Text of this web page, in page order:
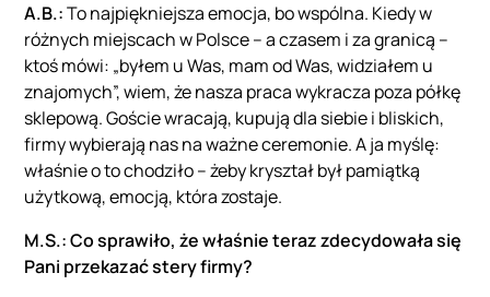
A.B.:To najpiękniejsza emocja, bo wspólna. Kiedy w
różnych miejscach w Polsce – a czasem i za granicą –
ktoś mówi: „byłem u Was, mam od Was, widziałem u
znajomych”, wiem, że nasza praca wykracza poza półkę
sklepową. Goście wracają, kupują dla siebie i bliskich,
firmy wybierają nas na ważne ceremonie. A ja myślę:
właśnie o to chodziło – żeby kryształ był pamiątką
użytkową, emocją, która zostaje.
M.S.: Co sprawiło, że właśnie teraz zdecydowała się
Pani przekazać stery firmy?